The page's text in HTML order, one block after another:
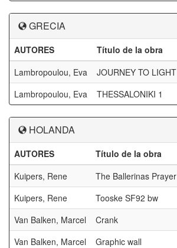
GRECIA
AUTORES Título de la obra
Lambropoulou, Eva
JOURNEY TO LIGHT
Lambropoulou, Eva
THESSALONIKI 1
HOLANDA
AUTORES Título de la obra
Kuipers, Rene
The Ballerinas Prayer
Kuipers, Rene
Tooske SF92 bw
Van Balken, Marcel
Crank
Van Balken, Marcel
Graphic wall